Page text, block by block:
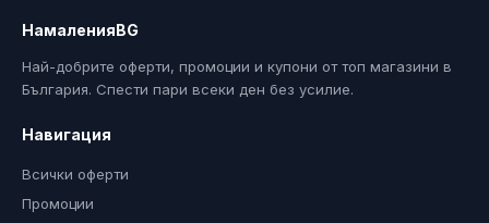
НамаленияBG
Най-добрите оферти, промоции и купони от топ магазини в
България. Спести пари всеки ден без усилие.
Навигация
Всички оферти
Промоции